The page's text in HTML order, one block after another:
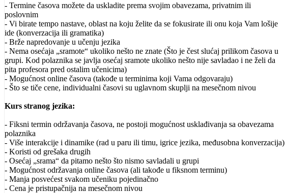
- Termine časova možete da uskladite prema svojim obavezama, privatnim ili
poslovnim
- Vi birate tempo nastave, oblast na koju želite da se fokusirate ili onu koja Vam lošije
ide (konverzacija ili gramatika)
- Brže napredovanje u učenju jezika
- Nema osećaja „sramote“ ukoliko nešto ne znate (Što je čest slućaj prilikom časova u
grupi. Kod polaznika se javlja osećaj sramote ukoliko nešto nije savladao i ne želi da
pita profesora pred ostalim učenicima)
- Mogućnost online časova (takođe u terminima koji Vama odgovaraju)
- Što se tiče cene, individualni časovi su uglavnom skuplji na mesečnom nivou
Kurs stranog jezika:
- Fiksni termin održavanja časova, ne postoji mogućnost usklađivanja sa obavezama
polaznika
- Više interakcije i dinamike (rad u paru ili timu, igrice jezika, međusobna konverzacija)
- Koristi od grešaka drugih
- Osećaj „srama“ da pitamo nešto što nismo savladali u grupi
- Mogućnost održavanja online časova (ali takođe u fiksnom terminu)
- Manja posvećest svakom učeniku pojedinačno
- Cena je pristupačnija na mesečnom nivou